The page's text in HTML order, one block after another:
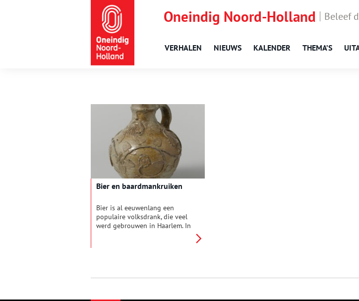
Oneindig Noord-Holland Beleef
VERHALEN NIEUWS KALENDER THEMA’S
Bier en baardmankruiken
Bier is al eeuwenlang een
populaire volksdrank, die veel
werd gebrouwen in Haarlem. In
en wie moesten die